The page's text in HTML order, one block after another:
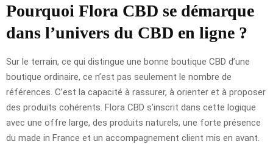
Pourquoi Flora CBD se démarque
dans l’univers du CBD en ligne ?
Sur le terrain, ce qui distingue une bonne boutique CBD d’une
boutique ordinaire, ce n’est pas seulement le nombre de
références. C’est la capacité à rassurer, à orienter et à proposer
des produits cohérents. Flora CBD s’inscrit dans cette logique
avec une offre large, des produits naturels, une forte présence
du made in France et un accompagnement client mis en avant.